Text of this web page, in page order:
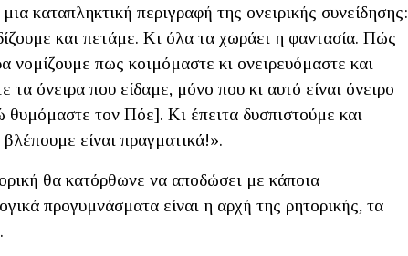
καταπληκτική περιγραφή της ονειρικής συνείδησης:
και πετάμε. Κι όλα τα χωράει η φαντασία. Πώς
πως κοιμόμαστε κι ονειρευόμαστε και
τα όνειρα που είδαμε, μόνο που κι αυτό είναι όνειρο
θυμόμαστε τον Πόε]. Κι έπειτα δυσπιστούμε και
είναι πραγματικά!».
θα κατόρθωνε να αποδώσει με κάποια
προγυμνάσματα είναι η αρχή της ρητορικής, τα